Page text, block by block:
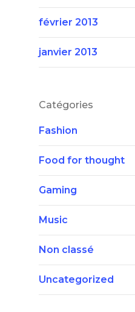
février 2013
janvier 2013
Catégories
Fashion
Food for thought
Gaming
Music
Non classé
Uncategorized